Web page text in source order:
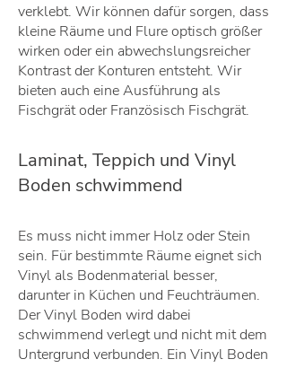
verklebt. Wir können dafür sorgen, dass
kleine Räume und Flure optisch größer
wirken oder ein abwechslungsreicher
Kontrast der Konturen entsteht. Wir
bieten auch eine Ausführung als
Fischgrät oder Französisch Fischgrät.
Laminat, Teppich und Vinyl
Boden schwimmend
Es muss nicht immer Holz oder Stein
sein. Für bestimmte Räume eignet sich
Vinyl als Bodenmaterial besser,
darunter in Küchen und Feuchträumen.
Der Vinyl Boden wird dabei
schwimmend verlegt und nicht mit dem
Untergrund verbunden. Ein Vinyl Boden